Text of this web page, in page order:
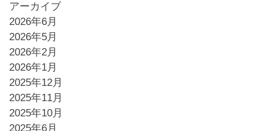
アーカイブ
2026年6月
2026年5月
2026年2月
2026年1月
2025年12月
2025年11月
2025年10月
2025年6月